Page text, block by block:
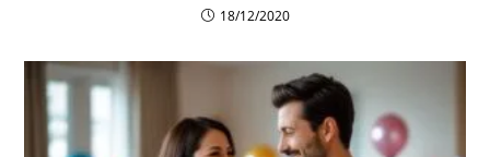
18/12/2020